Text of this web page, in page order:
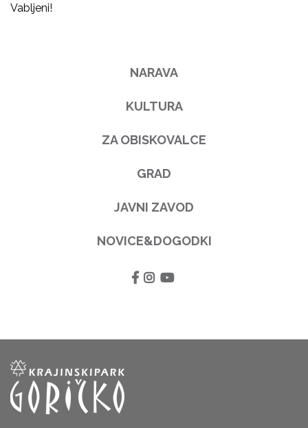
Vabljeni!
NARAVA
KULTURA
ZA OBISKOVALCE
GRAD
JAVNI ZAVOD
NOVICE&DOGODKI